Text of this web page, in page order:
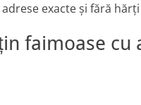
exacte și fără
faimoase cu